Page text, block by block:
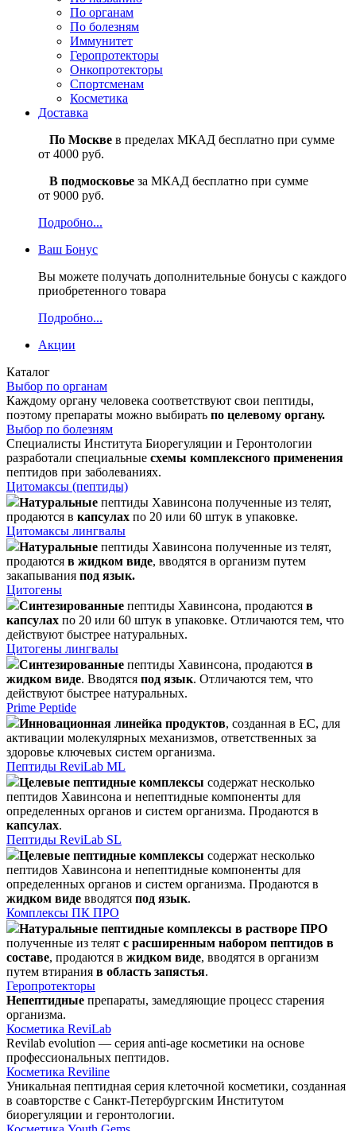
По органам
По болезням
Иммунитет
Геропротекторы
Онкопротекторы
Спортсменам
Косметика
Доставка
По Москве в пределах МКАД бесплатно при сумме
от 4000 руб.
В подмосковье за МКАД бесплатно при сумме
от 9000 руб.
Подробно...
Ваш Бонус
Вы можете получать дополнительные бонусы с каждого
приобретенного товара
Подробно...
Акции
Каталог
Выбор по органам
Каждому органу человека соответствуют свои пептиды,
поэтому препараты можно выбирать по целевому органу.
Выбор по болезням
Специалисты Института Биорегуляции и Геронтологии
разработали специальные схемы комплексного применения
пептидов при заболеваниях.
Цитомаксы (пептиды)
Натуральные пептиды Хавинсона полученные из телят,
продаются в капсулах по 20 или 60 штук в упаковке.
Цитомаксы лингвалы
Натуральные пептиды Хавинсона полученные из телят,
продаются в жидком виде, вводятся в организм путем
закапывания под язык.
Цитогены
Синтезированные пептиды Хавинсона, продаются в
капсулах по 20 или 60 штук в упаковке. Отличаются тем, что
действуют быстрее натуральных.
Цитогены лингвалы
Синтезированные пептиды Хавинсона, продаются в
жидком виде. Вводятся под язык. Отличаются тем, что
действуют быстрее натуральных.
Prime Peptide
Инновационная линейка продуктов, созданная в ЕС, для
активации молекулярных механизмов, ответственных за
здоровье ключевых систем организма.
Пептиды ReviLab ML
Целевые пептидные комплексы содержат несколько
пептидов Хавинсона и непептидные компоненты для
определенных органов и систем организма. Продаются в
капсулах.
Пептиды ReviLab SL
Целевые пептидные комплексы содержат несколько
пептидов Хавинсона и непептидные компоненты для
определенных органов и систем организма. Продаются в
жидком виде вводятся под язык.
Комплексы ПК ПРО
Натуральные пептидные комплексы в растворе ПРО
полученные из телят с расширенным набором пептидов в
составе, продаются в жидком виде, вводятся в организм
путем втирания в область запястья.
Геропротекторы
Непептидные препараты, замедляющие процесс старения
организма.
Косметика ReviLab
Revilab evolution — серия anti-age косметики на основе
профессиональных пептидов.
Косметика Reviline
Уникальная пептидная серия клеточной косметики, созданная
в соавторстве с Санкт-Петербургским Институтом
биорегуляции и геронтологии.